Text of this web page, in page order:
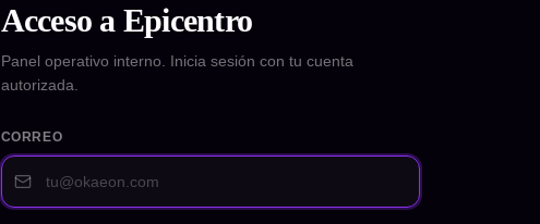
Acceso a Epicentro
Panel operativo interno. Inicia sesión con tu cuenta
autorizada.
CORREO